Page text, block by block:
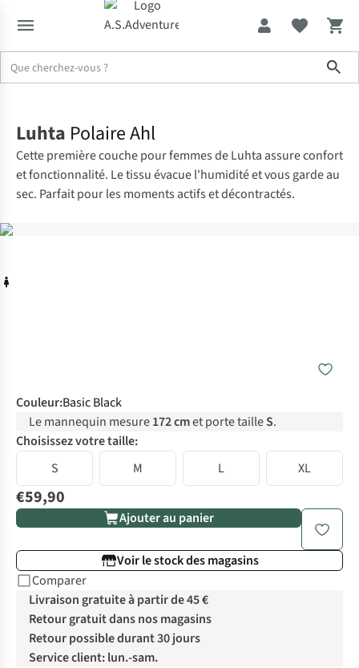
Luhta Polaire Ahl
Cette première couche pour femmes de Luhta assure confort
et fonctionnalité. Le tissu évacue l'humidité et vous garde au
sec. Parfait pour les moments actifs et décontractés.
Couleur:Basic Black
Le mannequin mesure172 cmet porte tailleS.
Choisissez votre taille:
S
M L XL
€59,90
Ajouter au panier
Voir le stock des magasins
Comparer
Livraison gratuite à partir de 45 €
Retour gratuit dans nos magasins
Retour possible durant 30 jours
Service client: lun.-sam.